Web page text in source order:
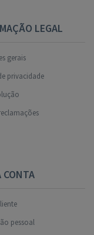
LEGAL
gerais
privacidade
CONTA
pessoal